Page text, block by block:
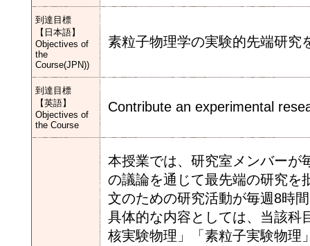
到達目標
【日本語】
Objectives of
the
Course(JPN))
素粒子物理学の実験的先端研究
到達目標
【英語】
Objectives of
the Course
Contribute an experimental
本授業では、研究室メンバーが
の議論を通じて最先端の研究を
文のための研究活動が毎週8時
具体的な内容としては、当該科
核実験物理」「素粒子実験物理